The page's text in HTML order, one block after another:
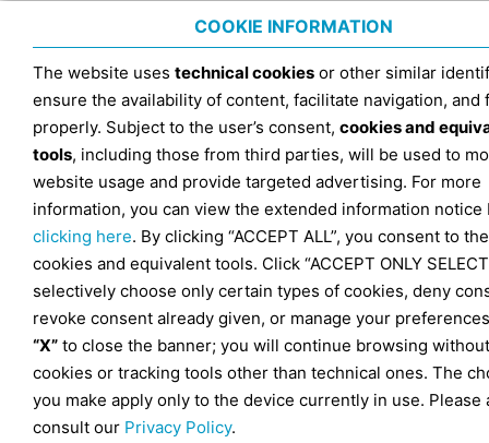
COOKIE INFORMATION
The website uses technical cookies or other similar
ensure the availability of content, facilitate navigation, and
properly. Subject to the user’s consent, cookies and
tools, including those from third parties, will be used to
website usage and provide targeted advertising. For more
information, you can view the extended information notice
clicking here. By clicking “ACCEPT ALL”, you consent to
cookies and equivalent tools. Click “ACCEPT ONLY
selectively choose only certain types of cookies, deny
revoke consent already given, or manage your
“X” to close the banner; you will continue browsing without
cookies or tracking tools other than technical ones. The
you make apply only to the device currently in use. Please
consult our Privacy Policy.